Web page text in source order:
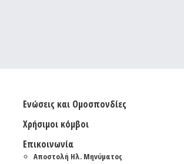
Ενώσεις και Ομοσπονδίες
Χρήσιμοι κόμβοι
Επικοινωνία
Αποστολή Ηλ. Μηνύματος